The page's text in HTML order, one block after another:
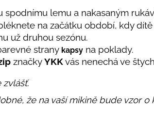
spodnímu lemu a nakasaným
na začátku období, kdy
už druhou sezónu.
strany kapsy na poklady.
značkyYKKvás nenechá ve
zvlášť.
že na vaší mikině bude vzor o